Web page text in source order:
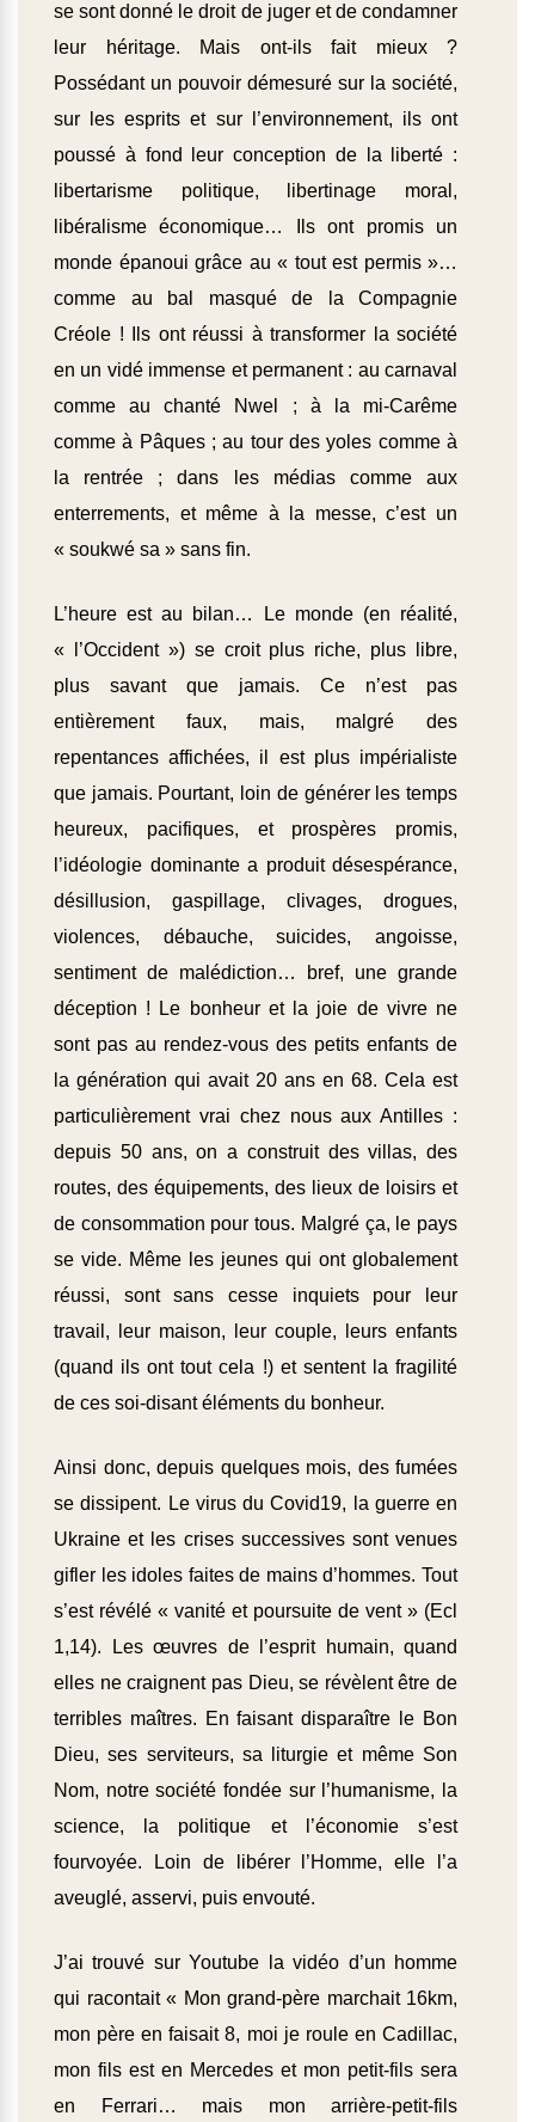
se sont donné le droit de juger et de condamner
leur héritage. Mais ont-ils fait mieux ?
Possédant un pouvoir démesuré sur la société,
sur les esprits et sur l’environnement, ils ont
poussé à fond leur conception de la liberté :
libertarisme politique, libertinage moral,
libéralisme économique… Ils ont promis un
monde épanoui grâce au « tout est permis »…
comme au bal masqué de la Compagnie
Créole ! Ils ont réussi à transformer la société
en un vidé immense et permanent : au carnaval
comme au chanté Nwel ; à la mi-Carême
comme à Pâques ; au tour des yoles comme à
la rentrée ; dans les médias comme aux
enterrements, et même à la messe, c’est un
« soukwé sa » sans fin.
L’heure est au bilan… Le monde (en réalité,
« l’Occident ») se croit plus riche, plus libre,
plus savant que jamais. Ce n’est pas
entièrement faux, mais, malgré des
repentances affichées, il est plus impérialiste
que jamais. Pourtant, loin de générer les temps
heureux, pacifiques, et prospères promis,
l’idéologie dominante a produit désespérance,
désillusion, gaspillage, clivages, drogues,
violences, débauche, suicides, angoisse,
sentiment de malédiction… bref, une grande
déception ! Le bonheur et la joie de vivre ne
sont pas au rendez-vous des petits enfants de
la génération qui avait 20 ans en 68. Cela est
particulièrement vrai chez nous aux Antilles :
depuis 50 ans, on a construit des villas, des
routes, des équipements, des lieux de loisirs et
de consommation pour tous. Malgré ça, le pays
se vide. Même les jeunes qui ont globalement
réussi, sont sans cesse inquiets pour leur
travail, leur maison, leur couple, leurs enfants
(quand ils ont tout cela !) et sentent la fragilité
de ces soi-disant éléments du bonheur.
Ainsi donc, depuis quelques mois, des fumées
se dissipent. Le virus du Covid19, la guerre en
Ukraine et les crises successives sont venues
gifler les idoles faites de mains d’hommes. Tout
s’est révélé « vanité et poursuite de vent » (Ecl
1,14). Les œuvres de l’esprit humain, quand
elles ne craignent pas Dieu, se révèlent être de
terribles maîtres. En faisant disparaître le Bon
Dieu, ses serviteurs, sa liturgie et même Son
Nom, notre société fondée sur l’humanisme, la
science, la politique et l’économie s’est
fourvoyée. Loin de libérer l’Homme, elle l’a
aveuglé, asservi, puis envouté.
J’ai trouvé sur Youtube la vidéo d’un homme
qui racontait « Mon grand-père marchait 16km,
mon père en faisait 8, moi je roule en Cadillac,
mon fils est en Mercedes et mon petit-fils sera
en Ferrari… mais mon arrière-petit-fils